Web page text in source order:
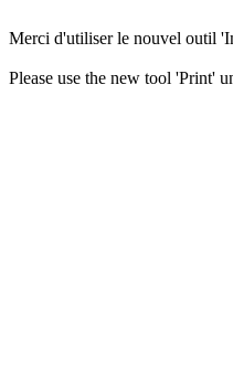
Merci d'utiliser le nouvel outil
Please use the new tool 'Print'